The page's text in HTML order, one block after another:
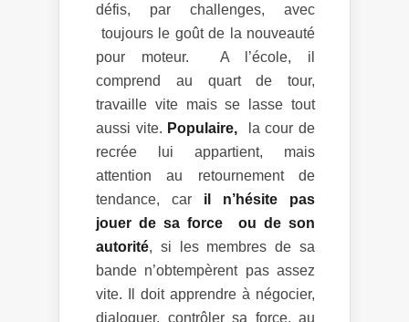
défis, par challenges, avec
toujours le goût de la nouveauté
pour moteur. A l’école, il
comprend au quart de tour,
travaille vite mais se lasse tout
aussi vite. Populaire, la cour de
recrée lui appartient, mais
attention au retournement de
tendance, car il n’hésite pas
jouer de sa force ou de son
autorité, si les membres de sa
bande n’obtempèrent pas assez
vite. Il doit apprendre à négocier,
dialoguer, contrôler sa force, au